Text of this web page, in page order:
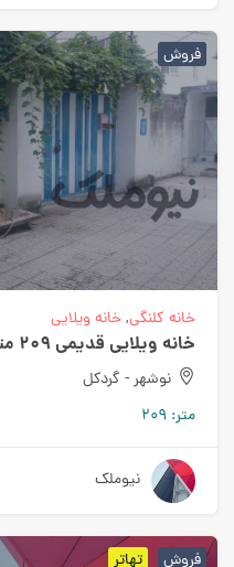
فروش
خانه کلنگی,خانه ویلایی
خانه ویلایی قدیمی 209 متر در گردکل نوشهر
نوشهر - گردکل
متر: 209
نیوملک
فروش تهاتر